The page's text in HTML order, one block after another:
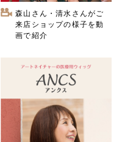
森山さん・清水さんがご
来店ショップの様子を動
画で紹介